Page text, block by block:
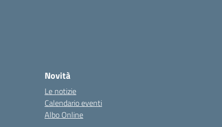
Novità
Le notizie
Calendario eventi
Albo Online